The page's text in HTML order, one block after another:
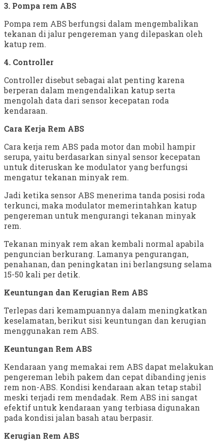
3. Pompa rem ABS
Pompa rem ABS berfungsi dalam mengembalikan
tekanan di jalur pengereman yang dilepaskan oleh
katup rem.
4. Controller
Controller disebut sebagai alat penting karena
berperan dalam mengendalikan katup serta
mengolah data dari sensor kecepatan roda
kendaraan.
Cara Kerja Rem ABS
Cara kerja rem ABS pada motor dan mobil hampir
serupa, yaitu berdasarkan sinyal sensor kecepatan
untuk diteruskan ke modulator yang berfungsi
mengatur tekanan minyak rem.
Jadi ketika sensor ABS menerima tanda posisi roda
terkunci, maka modulator memerintahkan katup
pengereman untuk mengurangi tekanan minyak
rem.
Tekanan minyak rem akan kembali normal apabila
penguncian berkurang. Lamanya pengurangan,
penahanan, dan peningkatan ini berlangsung selama
15-50 kali per detik.
Keuntungan dan Kerugian Rem ABS
Terlepas dari kemampuannya dalam meningkatkan
keselamatan, berikut sisi keuntungan dan kerugian
menggunakan rem ABS.
Keuntungan Rem ABS
Kendaraan yang memakai rem ABS dapat melakukan
pengereman lebih pakem dan cepat dibanding jenis
rem non-ABS. Kondisi kendaraan akan tetap stabil
meski terjadi rem mendadak. Rem ABS ini sangat
efektif untuk kendaraan yang terbiasa digunakan
pada kondisi jalan basah atau berpasir.
Kerugian Rem ABS